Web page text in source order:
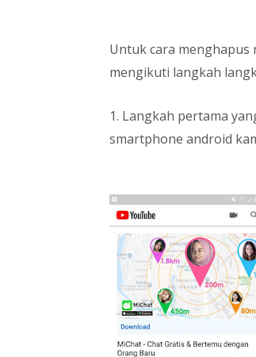
Untuk cara menghapus
mengikuti langkah
1. Langkah pertama
smartphone android